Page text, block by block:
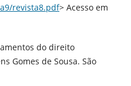
revista8.pdf> Acesso em
do direito
Gomes de Sousa. São